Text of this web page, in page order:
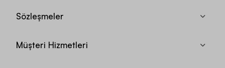
Sözleşmeler
Müşteri Hizmetleri